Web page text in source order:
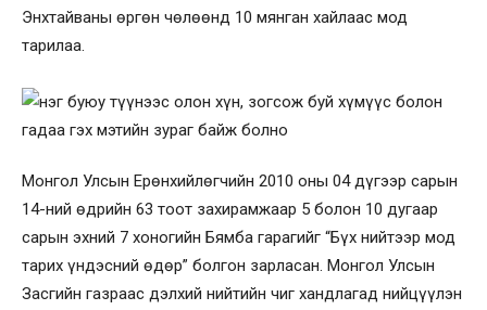
Энхтайваны өргөн чөлөөнд 10 мянган хайлаас мод
тарилаа.
Монгол Улсын Ерөнхийлөгчийн 2010 оны 04 дүгээр сарын
14-ний өдрийн 63 тоот захирамжаар 5 болон 10 дугаар
сарын эхний 7 хоногийн Бямба гарагийг “Бүх нийтээр мод
тарих үндэсний өдөр” болгон зарласан. Монгол Улсын
Засгийн газраас дэлхий нийтийн чиг хандлагад нийцүүлэн